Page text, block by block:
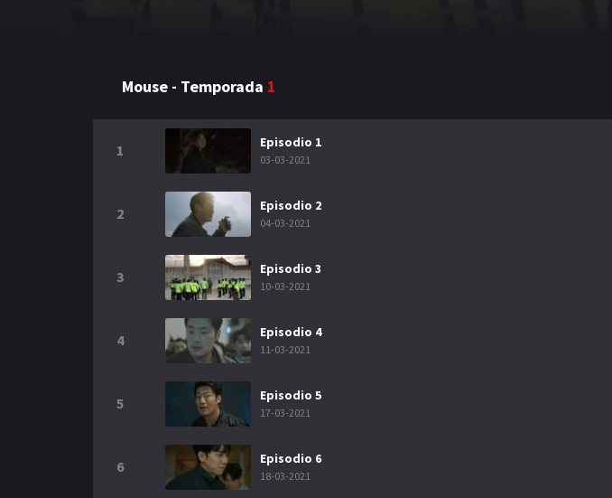
Mouse - Temporada 1
1 Episodio 1
03-03-2021
2 Episodio 2
04-03-2021
3 Episodio 3
10-03-2021
4 Episodio 4
11-03-2021
5 Episodio 5
17-03-2021
6 Episodio 6
18-03-2021